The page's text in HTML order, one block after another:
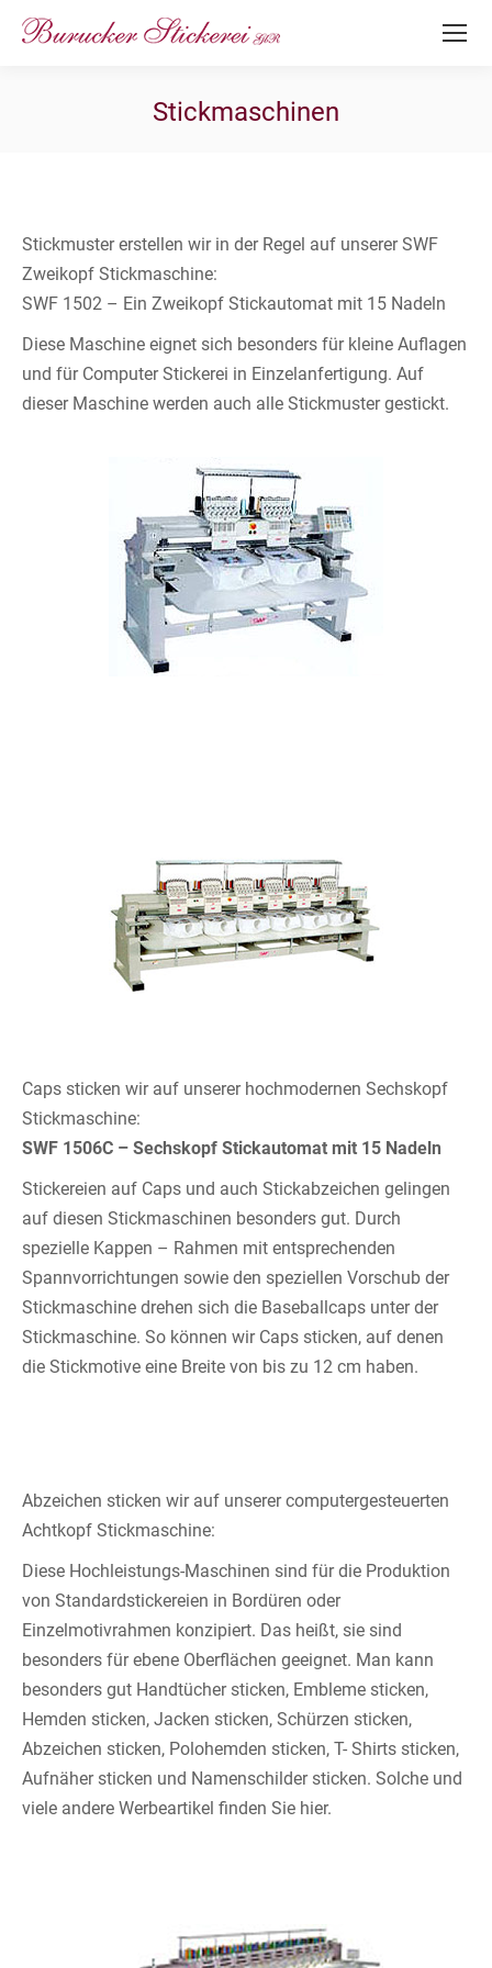
Stickmaschinen
Stickmuster erstellen wir in der Regel auf unserer SWF
Zweikopf Stickmaschine:
SWF 1502 – Ein Zweikopf Stickautomat mit 15 Nadeln
Diese Maschine eignet sich besonders für kleine Auflagen
und für Computer Stickerei in Einzelanfertigung. Auf
dieser Maschine werden auch alle Stickmuster gestickt.
Caps sticken wir auf unserer hochmodernen Sechskopf
Stickmaschine:
SWF 1506C – Sechskopf Stickautomat mit 15 Nadeln
Stickereien auf Caps und auch Stickabzeichen gelingen
auf diesen Stickmaschinen besonders gut. Durch
spezielle Kappen – Rahmen mit entsprechenden
Spannvorrichtungen sowie den speziellen Vorschub der
Stickmaschine drehen sich die Baseballcaps unter der
Stickmaschine. So können wir Caps sticken, auf denen
die Stickmotive eine Breite von bis zu 12 cm haben.
Abzeichen sticken wir auf unserer computergesteuerten
Achtkopf Stickmaschine:
Diese Hochleistungs-Maschinen sind für die Produktion
von Standardstickereien in Bordüren oder
Einzelmotivrahmen konzipiert. Das heißt, sie sind
besonders für ebene Oberflächen geeignet. Man kann
besonders gut Handtücher sticken, Embleme sticken,
Hemden sticken, Jacken sticken, Schürzen sticken,
Abzeichen sticken, Polohemden sticken, T- Shirts sticken,
Aufnäher sticken und Namenschilder sticken. Solche und
viele andere Werbeartikel finden Sie hier.